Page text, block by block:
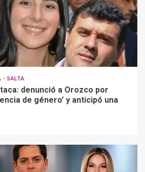
SALTA
denunció a Orozco por
de género’ y anticipó una